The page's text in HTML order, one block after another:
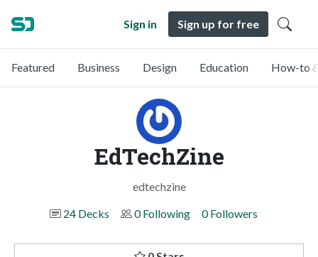
Sign in Sign up for free
Featured Business Design Education How-to
EdTechZine
edtechzine
24 Decks
0 Following 0 Followers